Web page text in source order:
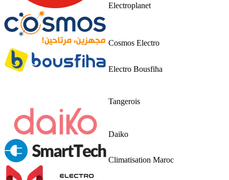
Electroplanet
Cosmos Electro
Electro Bousfiha
Tangerois
Daiko
Climatisation Maroc